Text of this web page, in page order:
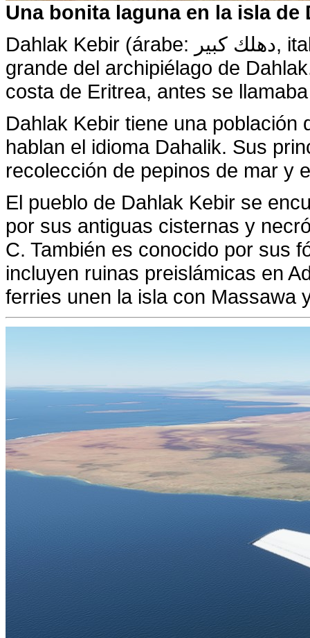
Una bonita laguna en la isla de
Dahlak Kebir (árabe: دهلك كبير, italiano: Grande Dahlac) es la isla más
grande del archipiélago de
costa de Eritrea, antes se
Dahlak Kebir tiene una
hablan el idioma Dahalik. Sus
recolección de pepinos de mar y
El pueblo de Dahlak Kebir se
por sus antiguas cisternas y
C. También es conocido por sus
incluyen ruinas preislámicas en
ferries unen la isla con